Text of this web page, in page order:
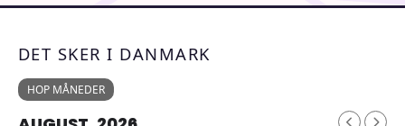
DET SKER I DANMARK
HOP MÅNEDER